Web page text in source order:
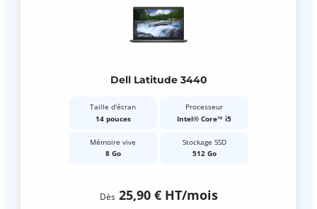
Dell Latitude 3440
Taille d'écran
14 pouces
Processeur
Intel® Core™ i5
Mémoire vive
8 Go
Stockage SSD
512 Go
Dès 25,90 € HT/mois